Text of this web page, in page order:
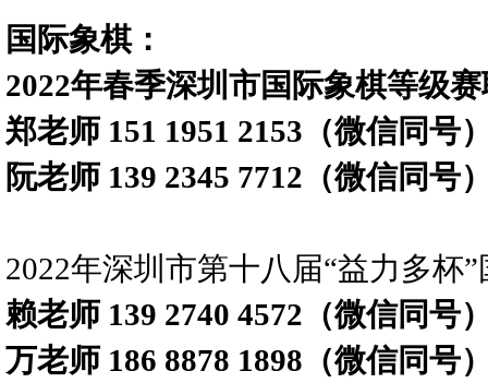
国际象棋：
2022年春季深圳市国际象棋等级
郑老师 151 1951 2153（微信同号
阮老师 139 2345 7712（微信同号
2022年深圳市第十八届“益力多杯
赖老师 139 2740 4572（微信同号
万老师 186 8878 1898（微信同号